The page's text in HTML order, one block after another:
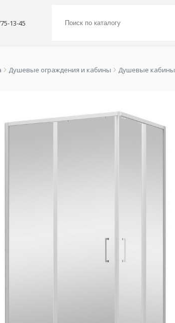
13-45
Душевые ограждения и кабины Душевые кабины